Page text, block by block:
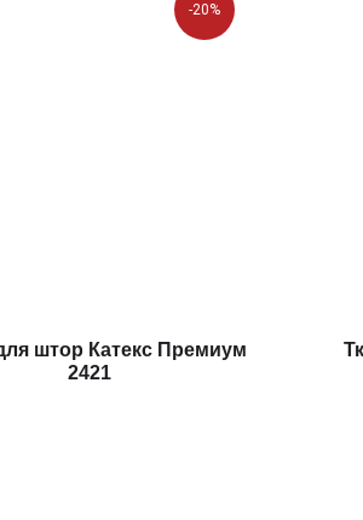
-20%
штор Катекс Премиум
2421